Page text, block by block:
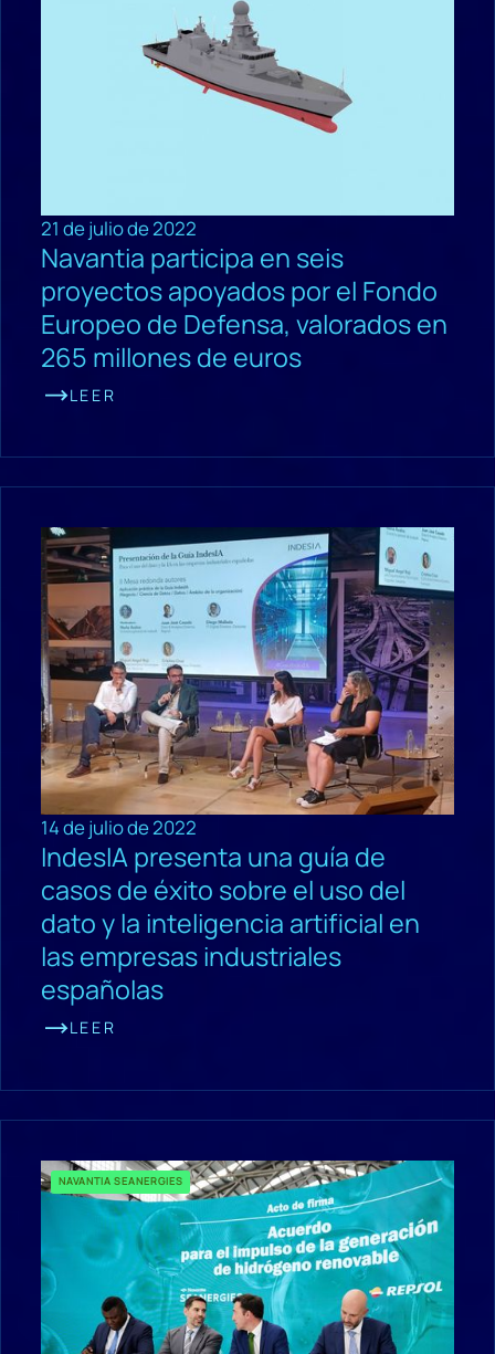
21 de julio de 2022
Navantia participa en seis
proyectos apoyados por el Fondo
Europeo de Defensa, valorados en
265 millones de euros
LEER
14 de julio de 2022
IndesIA presenta una guía de
casos de éxito sobre el uso del
dato y la inteligencia artificial en
las empresas industriales
españolas
LEER
NAVANTIA SEANERGIES